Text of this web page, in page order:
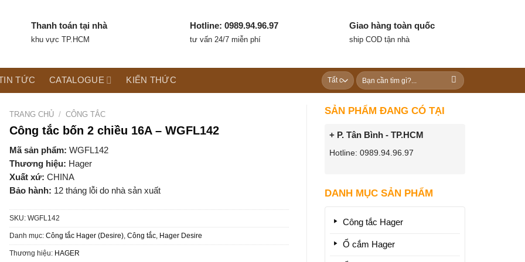
Thanh toán tại nhà
khu vực TP.HCM
Hotline: 0989.94.96.97
tư vấn 24/7 miễn phí
Giao hàng toàn quốc
ship COD tận nhà
TỨC CATALOGUE KIẾN THỨC
Tìm
kiếm:
SẢN PHẨM ĐANG CÓ TẠI
+ P. Tân Bình - TP.HCM
Hotline: 0989.94.96.97
DANH MỤC SẢN PHẨM
Công tắc Hager
Ổ cắm Hager
TRANG CHỦ / CÔNG TẮC
Công tắc bốn 2 chiều 16A – WGFL142
Mã sản phẩm: WGFL142
Thương hiệu: Hager
Xuất xứ: CHINA
Bảo hành: 12 tháng lỗi do nhà sản xuất
SKU:WGFL142
Danh mục:Công tắc Hager (Desire) ,Công tắc Hager Desire
Thương hiệu: HAGER